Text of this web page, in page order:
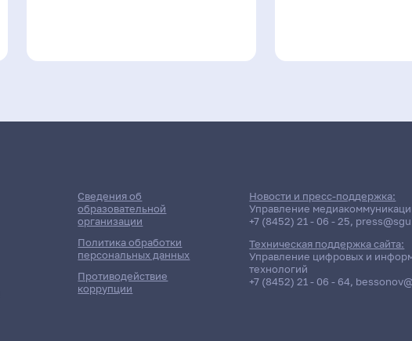
Сведения об
образовательной
организации
Политика обработки
персональных данных
Противодействие
коррупции
Новости и пресс-поддержка:
Управление
+7 (8452) 21 - 06 - 25,
Техническая поддержка сайта:
Управление цифровых и
технологий
+7 (8452) 21 - 06 - 64,